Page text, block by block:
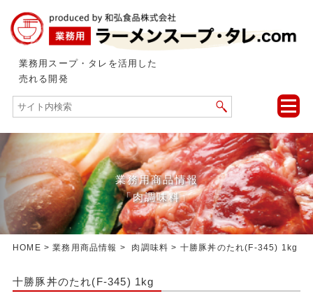
業務用スープ・タレを活用した
売れる開発
toggle
業務用商品情報
「肉調味料」
HOME >業務用商品情報 > 肉調味料 > 十勝豚丼のたれ(F-345) 1kg
十勝豚丼のたれ(F-345) 1kg